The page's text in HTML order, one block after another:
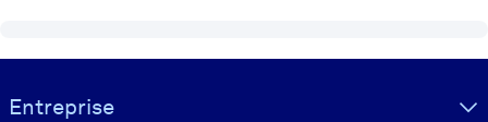
Visually hidden Text
Entreprise